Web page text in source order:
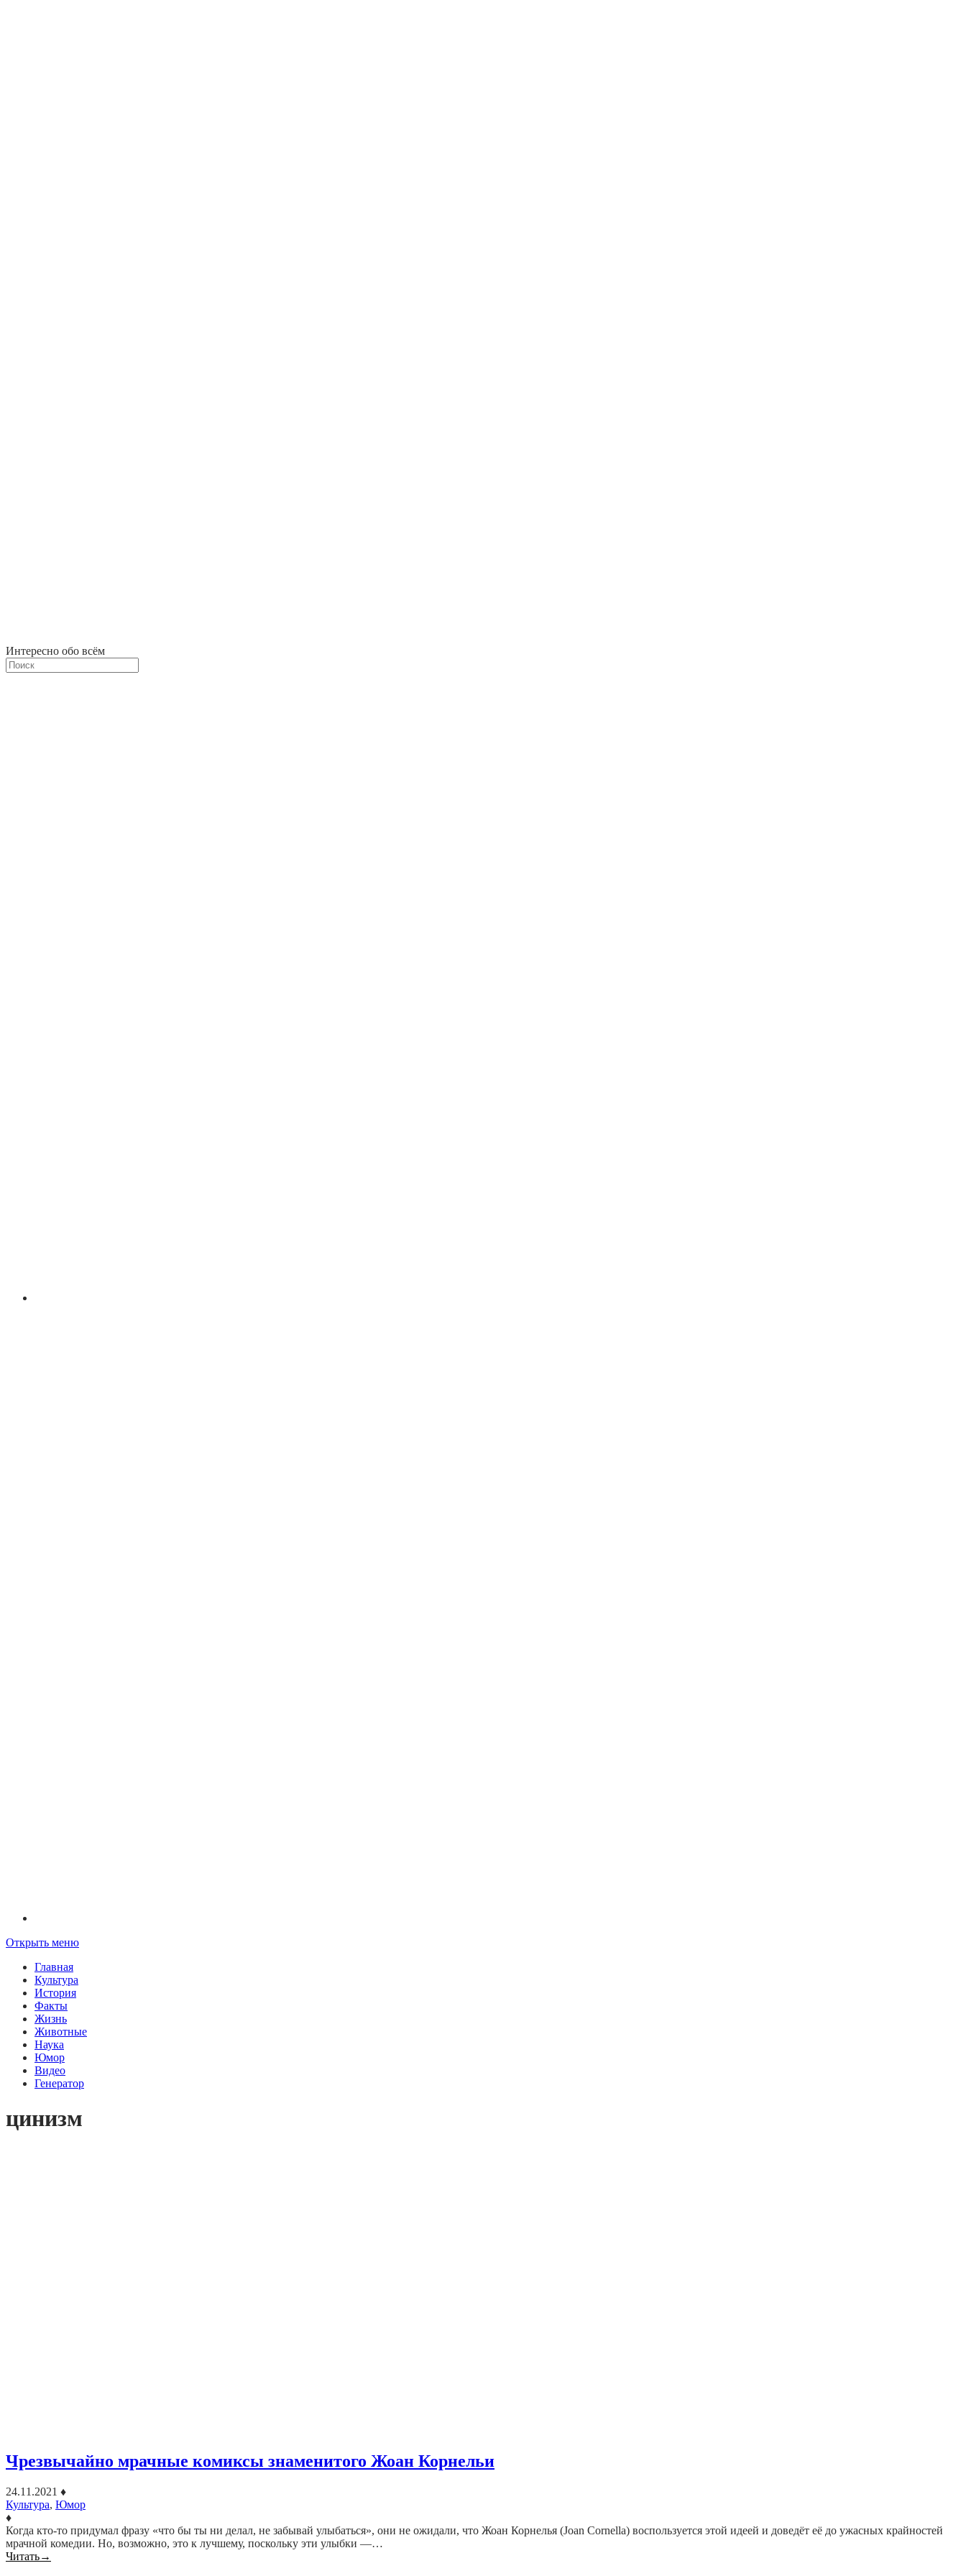
Интересно обо всём
Открыть меню
Главная
Культура
История
Факты
Жизнь
Животные
Наука
Юмор
Видео
Генератор
цинизм
Чрезвычайно мрачные комиксы знаменитого Жоан Корнельи
24.11.2021 ♦
Культура, Юмор
♦
Когда кто-то придумал фразу «что бы ты ни делал, не забывай улыбаться», они не ожидали, что Жоан Корнелья (Joan Cornella) воспользуется этой идеей и доведёт её до ужасных крайностей
мрачной комедии. Но, возможно, это к лучшему, поскольку эти улыбки —…
Читать→